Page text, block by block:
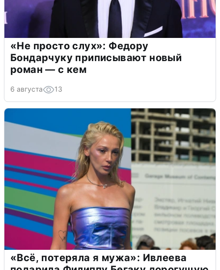
«Не просто слух»: Федору
Бондарчуку приписывают новый
роман — с кем
6 августа 13
«Всё, потеряла я мужа»: Ивлеева